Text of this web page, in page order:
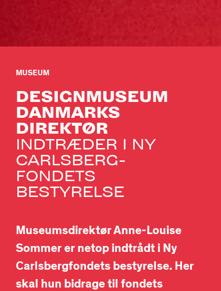
MUSEUM
DESIGNMUSEUM
DANMARKS
DIREKTØR
INDTRÆDER I NY
CARLSBERG-
FONDETS
BESTYRELSE
Museumsdirektør Anne-Louise
Sommer er netop indtrådt i Ny
Carlsbergfondets bestyrelse. Her
skal hun bidrage til fondets